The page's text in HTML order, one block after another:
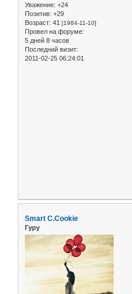
Уважение: +24
Позитив: +29
Возраст: 41 [1984-11-10]
Провел на форуме:
5 дней 8 часов
Последний визит:
2011-02-25 06:24:01
Smart C.Cookie
Гуру